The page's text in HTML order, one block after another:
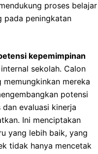
proses belajar
pada peningkatan
kepemimpinan
sekolah. Calon
mereka
potensi
evaluasi kinerja
Ini menciptakan
yang lebih baik, yang
tidak hanya mencetak